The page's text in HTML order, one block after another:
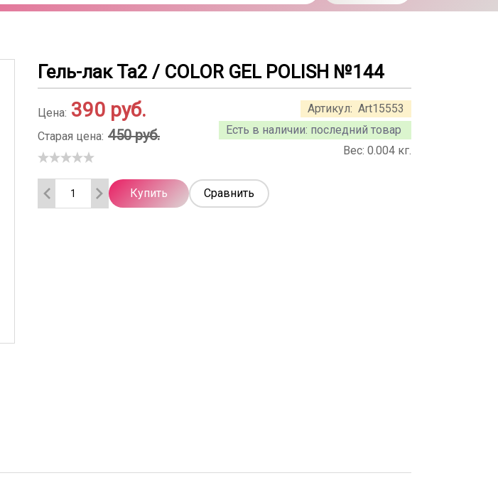
Гель-лак Ta2 / COLOR GEL POLISH №144
Артикул: Art15553
Есть в наличии: последний товар
Вес: 0.004 кг.
Цена: 390 руб.
Старая цена: 450 руб.
Купить Сравнить